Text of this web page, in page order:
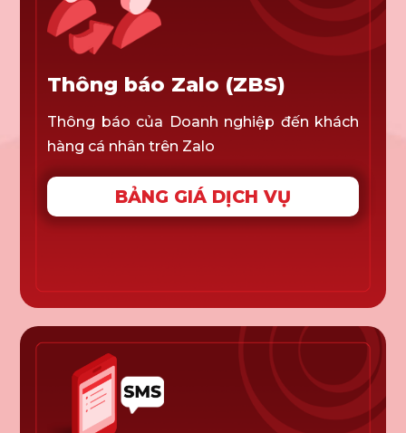
Thông báo Zalo (ZBS)
Thông báo của Doanh nghiệp đến khách
hàng cá nhân trên Zalo
BẢNG GIÁ DỊCH VỤ